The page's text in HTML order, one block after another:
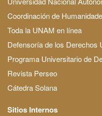
Coordinación de
Toda la UNAM en línea
Defensoría de los Derechos
Programa Universitario de
Revista Perseo
Cátedra Solana
Sitios Internos